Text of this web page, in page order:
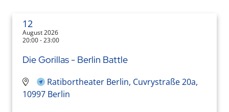
12
August 2026
20:00 - 23:00
Die Gorillas - Berlin Battle
Ratibortheater Berlin, Cuvrystraße 20a,
10997 Berlin